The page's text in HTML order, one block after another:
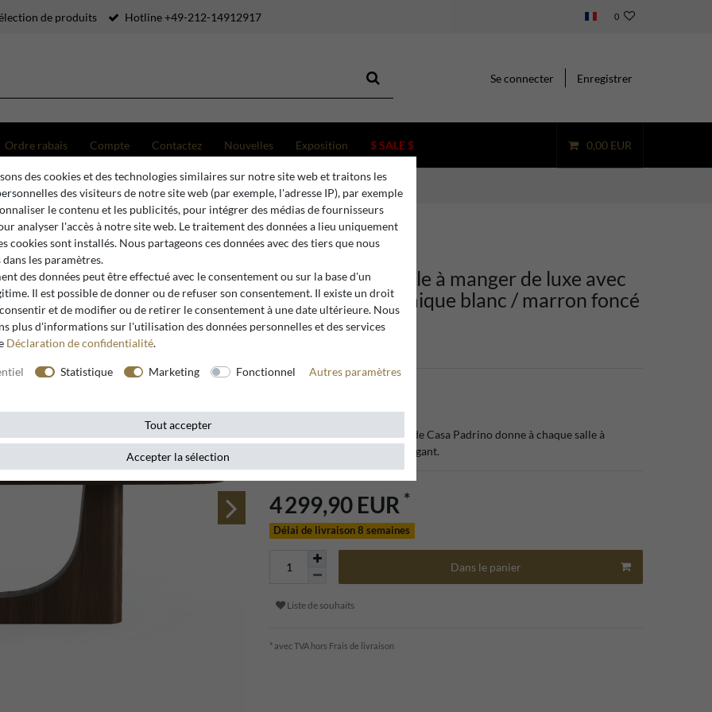
de produits Hotline +49-212-14912917 0
Se connecter Enregistrer
Ordre rabais Compte Contactez Nouvelles Exposition $ SALE $ 0,00 EUR
Casa Padrino
Casa Padrino table à manger de luxe avec
plateau en céramique blanc / marron foncé
230 cm
Cette table de salle à manger de Casa Padrino donne à chaque salle à
manger un look luxueux et élégant.
4 299,90 EUR *
Délai de livraison 8 semaines
Dans le panier
Liste de souhaits
* avec TVA hors Frais de livraison
des cookies et des technologies similaires sur notre site web et traitons les
des visiteurs de notre site web (par exemple, l'adresse IP), par exemple
le contenu et les publicités, pour intégrer des médias de fournisseurs
analyser l'accès à notre site web. Le traitement des données a lieu uniquement
cookies sont installés. Nous partageons ces données avec des tiers que nous
les paramètres.
des données peut être effectué avec le consentement ou sur la base d'un
Il est possible de donner ou de refuser son consentement. Il existe un droit
et de modifier ou de retirer le consentement à une date ultérieure. Nous
plus d'informations sur l'utilisation des données personnelles et des services
Déclaration de confidentialité.
Statistique Marketing Fonctionnel Autres paramètres
Tout accepter
Accepter la sélection